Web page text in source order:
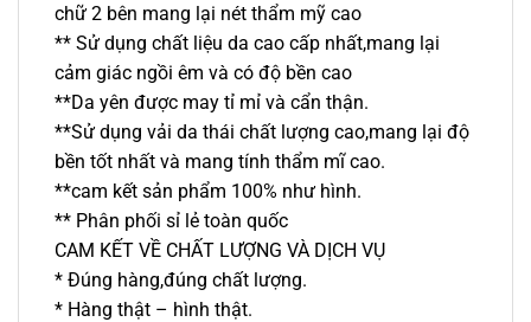
chữ 2 bên mang lại nét thẩm mỹ cao
** Sử dụng chất liệu da cao cấp nhất,mang lại
cảm giác ngồi êm và có độ bền cao
**Da yên được may tỉ mỉ và cẩn thận.
**Sử dụng vải da thái chất lượng cao,mang lại độ
bền tốt nhất và mang tính thẩm mĩ cao.
**cam kết sản phẩm 100% như hình.
** Phân phối sỉ lẻ toàn quốc
CAM KẾT VỀ CHẤT LƯỢNG VÀ DỊCH VỤ
* Đúng hàng,đúng chất lượng.
* Hàng thật – hình thật.